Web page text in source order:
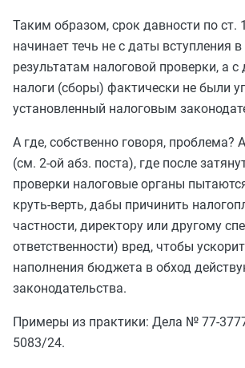
Таким образом, срок давности по ст.
начинает течь не с даты вступления
результатам налоговой проверки, а с
налоги (сборы) фактически не были
установленный налоговым
А где, собственно говоря, проблема?
(см. 2-ой абз. поста), где после
проверки налоговые органы
круть-верть, дабы причинить
частности, директору или другому
ответственности) вред, чтобы
наполнения бюджета в обход
законодательства.
Примеры из практики: Дела № 77-
5083/24.